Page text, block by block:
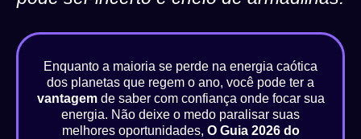
Enquanto a maioria se perde na energia caótica
dos planetas que regem o ano, você pode ter a
vantagemde saber com confiança onde focar sua
energia. Não deixe o medo paralisar suas
melhores oportunidades, O Guia 2026 do